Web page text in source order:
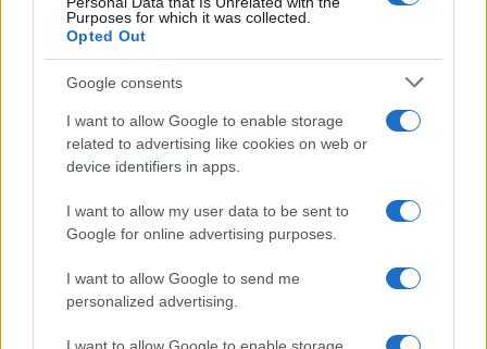
Purposes for which it was collected.
Opted Out
Google consents
I want to allow Google to enable storage
related to advertising like cookies on web or
device identifiers in apps.
I want to allow my user data to be sent to
Google for online advertising purposes.
I want to allow Google to send me
personalized advertising.
Notizie in tempo reale?
Entra nel canale telegram di
GalluraOggi.it
Ricevi le nostre ultime news